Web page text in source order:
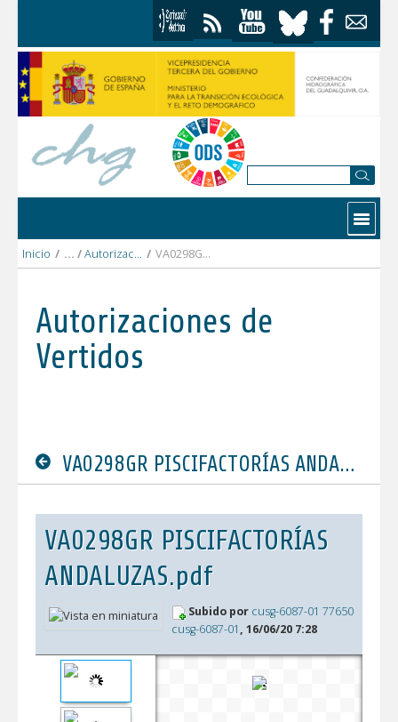
Contactar
Inicio / Autorizaciones Vertidos / VA0298GR PISCIFACTORÍAS ANDALUZAS.pdf
Autorizaciones de
Vertidos
VA0298GR PISCIFACTORÍAS ANDALUZAS.pdf
VA0298GR PISCIFACTORÍAS
ANDALUZAS.pdf
Subido por cusg-6087-01 77650
cusg-6087-01 , 16/06/20 7:28